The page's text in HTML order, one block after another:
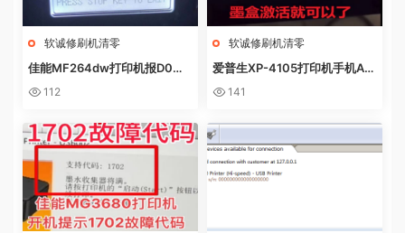
软诚修刷机清零
佳能MF264dw打印机报D0W
NL0AD MODE快速解决方法
112
软诚修刷机清零
爱普生XP-4105打印机手机AP
P上点了更新固件之后不识别墨
141